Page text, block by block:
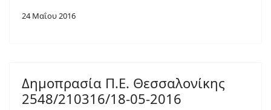
24 Μαΐου 2016
Δημοπρασία Π.Ε. Θεσσαλονίκης
2548/210316/18-05-2016